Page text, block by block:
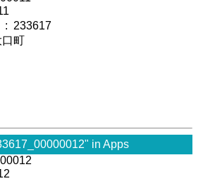
: 233617
町
in Apps